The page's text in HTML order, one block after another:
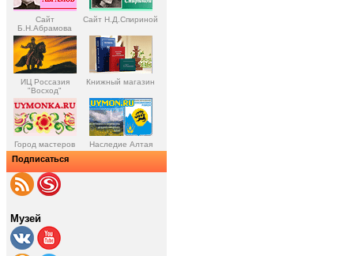
Сайт
Б.Н.Абрамова
Сайт Н.Д.Спириной
ИЦ Россазия
"Восход"
Книжный магазин
Город мастеров Наследие Алтая
Подписаться
Музей